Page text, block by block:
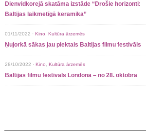
Dienvidkorejā skatāma izstāde “Drošie horizonti:
Baltijas laikmetīgā keramika”
01/11/2022 · Kino Kultūra ārzemēs
Ņujorkā sākas jau piektais Baltijas filmu festivāls
28/10/2022 · Kino Kultūra ārzemēs
Baltijas filmu festivāls Londonā – no 28. oktobra